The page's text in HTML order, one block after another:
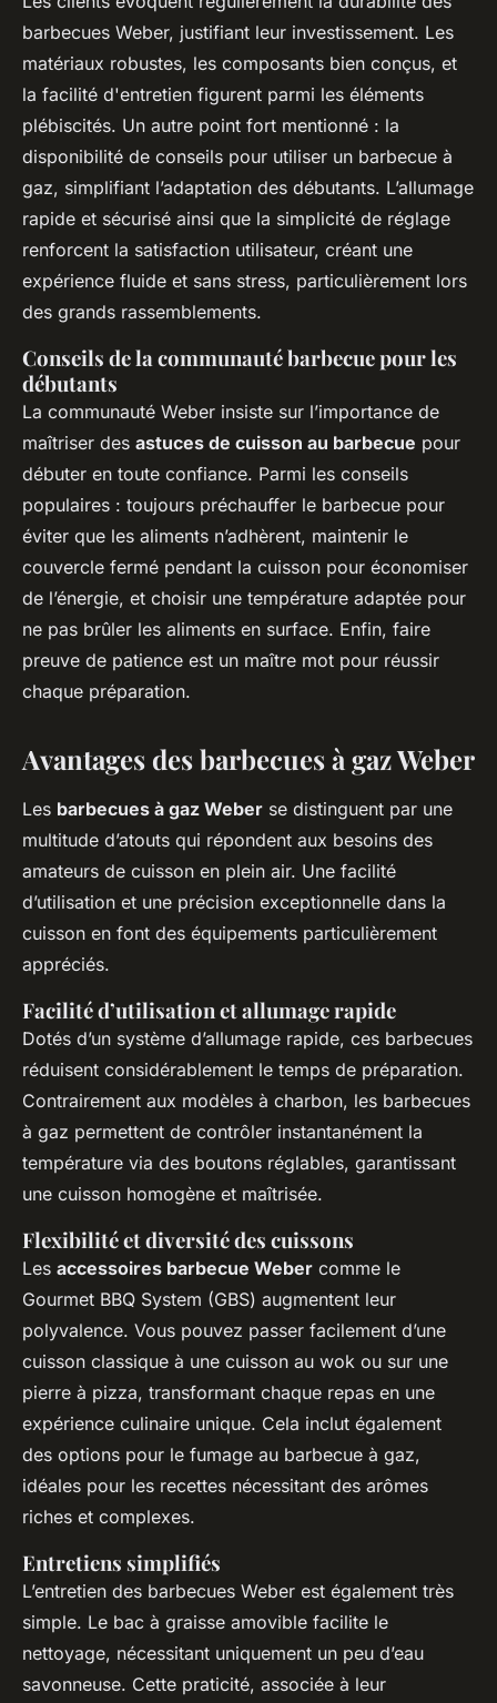
barbecues Weber, justifiant leur investissement. Les
matériaux robustes, les composants bien conçus, et
la facilité d'entretien figurent parmi les éléments
plébiscités. Un autre point fort mentionné : la
disponibilité de conseils pour utiliser un barbecue à
gaz, simplifiant l’adaptation des débutants. L’allumage
rapide et sécurisé ainsi que la simplicité de réglage
renforcent la satisfaction utilisateur, créant une
expérience fluide et sans stress, particulièrement lors
des grands rassemblements.
Conseils de la communauté barbecue pour les
débutants
La communauté Weber insiste sur l’importance de
maîtriser des astuces de cuisson au barbecue pour
débuter en toute confiance. Parmi les conseils
populaires : toujours préchauffer le barbecue pour
éviter que les aliments n’adhèrent, maintenir le
couvercle fermé pendant la cuisson pour économiser
de l’énergie, et choisir une température adaptée pour
ne pas brûler les aliments en surface. Enfin, faire
preuve de patience est un maître mot pour réussir
chaque préparation.
Avantages des barbecues à gaz Weber
Les barbecues à gaz Weber se distinguent par une
multitude d’atouts qui répondent aux besoins des
amateurs de cuisson en plein air. Une facilité
d’utilisation et une précision exceptionnelle dans la
cuisson en font des équipements particulièrement
appréciés.
Facilité d’utilisation et allumage rapide
Dotés d’un système d’allumage rapide, ces barbecues
réduisent considérablement le temps de préparation.
Contrairement aux modèles à charbon, les barbecues
à gaz permettent de contrôler instantanément la
température via des boutons réglables, garantissant
une cuisson homogène et maîtrisée.
Flexibilité et diversité des cuissons
Les accessoires barbecue Weber comme le
Gourmet BBQ System (GBS) augmentent leur
polyvalence. Vous pouvez passer facilement d’une
cuisson classique à une cuisson au wok ou sur une
pierre à pizza, transformant chaque repas en une
expérience culinaire unique. Cela inclut également
des options pour le fumage au barbecue à gaz,
idéales pour les recettes nécessitant des arômes
riches et complexes.
Entretiens simplifiés
L’entretien des barbecues Weber est également très
simple. Le bac à graisse amovible facilite le
nettoyage, nécessitant uniquement un peu d’eau
savonneuse. Cette praticité, associée à leur